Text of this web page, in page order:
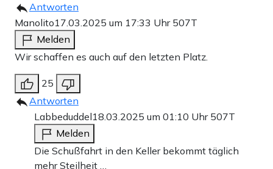
Antworten
Manolito17.03.2025 um 17:33 Uhr 507T
Melden
Wir schaffen es auch auf den letzten Platz.
25
Antworten
Labbeduddel18.03.2025 um 01:10 Uhr 507T
Melden
Die Schußfahrt in den Keller bekommt täglich
mehr Steilheit …